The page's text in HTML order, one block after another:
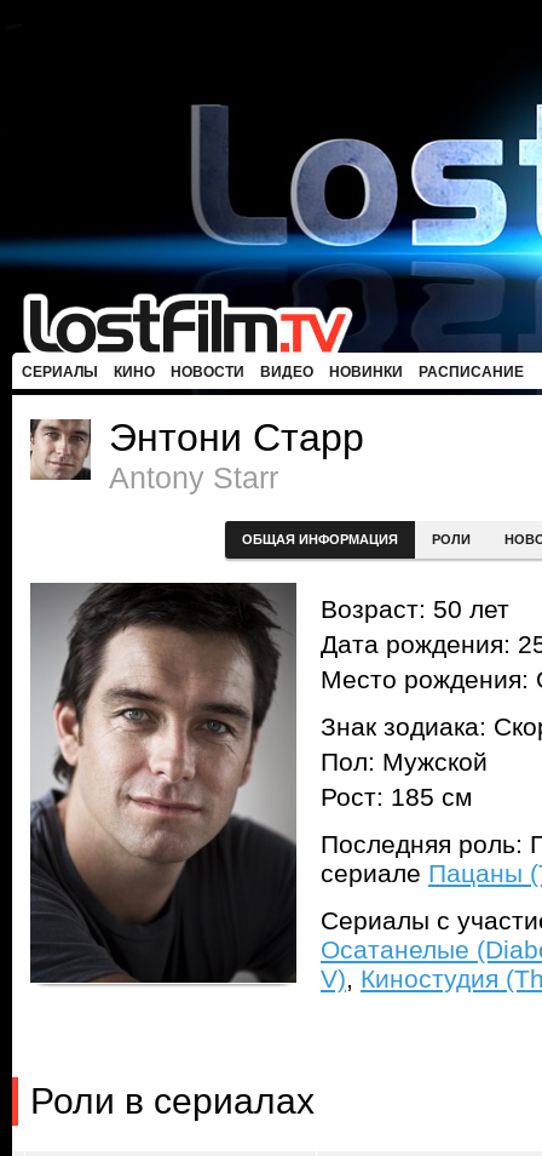
СЕРИАЛЫ КИНО НОВОСТИ ВИДЕО НОВИНКИ РАСПИСАНИЕ
Энтони Старр
Antony Starr
ОБЩАЯ ИНФОРМАЦИЯ РОЛИ
Возраст: 50 лет
Дата рождения:
Место рождения:
Знак зодиака:
Пол: Мужской
Рост: 185 см
Последняя роль:
сериале Пацаны
Сериалы с
Осатанелые
V), Киностудия
Роли в сериалах